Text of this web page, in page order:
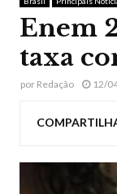
Enem
taxa
por Redação 12/